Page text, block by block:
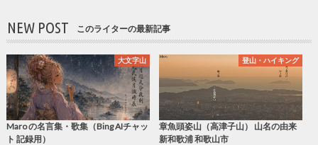
NEW POST このライターの最新記事
大文字山
Maro の名言集・歌集（Bing AIチャッ
ト 記録用）
登山・ハイキング
章魚頭姿山（高津子山） 山名の由来
新和歌浦 和歌山市